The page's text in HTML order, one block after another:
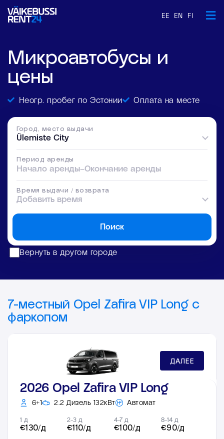
EE EN FI
Микроавтобусы и
цены
Неогр. пробег по Эстонии Оплата на месте
Город, место выдачи
Ülemiste City
Период аренды
Начало аренды–Окончание аренды
Время выдачи / возврата
Добавить время
Поиск
Вернуть в другом городе
7-местный Opel Zafira VIP Long с
фаркопом
ДАЛЕЕ
2026 Opel Zafira VIP Long
6+1 2.2 Дизель 132кВт Автомат
1 д
€130/д
2-3 д
€110/д
4-7 д
€100/д
8-14 д
€90/д